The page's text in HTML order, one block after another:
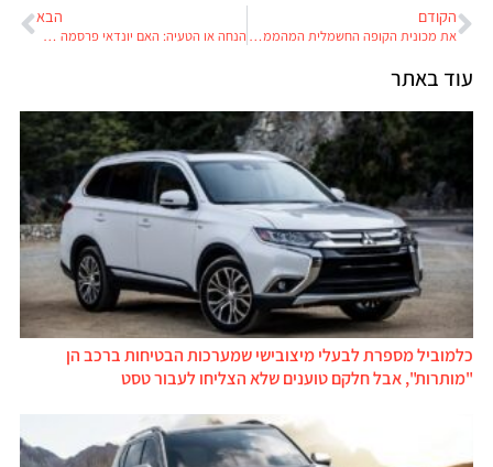
הקודם
את מכונית הקופה החשמלית המהממת הזאת פולקסווגן שכחה במגירה
הבא
הנחה או הטעיה: האם יונדאי פרסמה מחירון פיקטיבי והטעתה לקוחות?
עוד באתר
כלמוביל מספרת לבעלי מיצובישי שמערכות הבטיחות ברכב הן
"מותרות", אבל חלקם טוענים שלא הצליחו לעבור טסט